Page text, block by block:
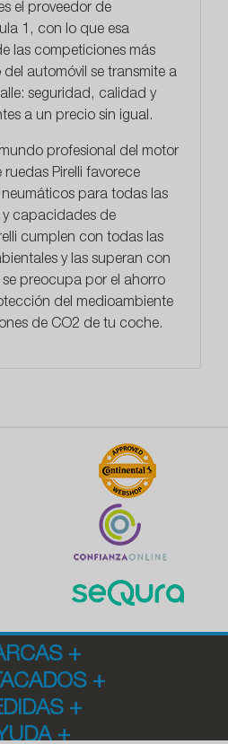
el proveedor de
1, con lo que esa
las competiciones más
automóvil se transmite a
seguridad, calidad y
a un precio sin igual.
profesional del motor
Pirelli favorece
para todas las
y capacidades de
cumplen con todas las
y las superan con
preocupa por el ahorro
del medioambiente
de CO2 de tu coche.
+
+
+
+